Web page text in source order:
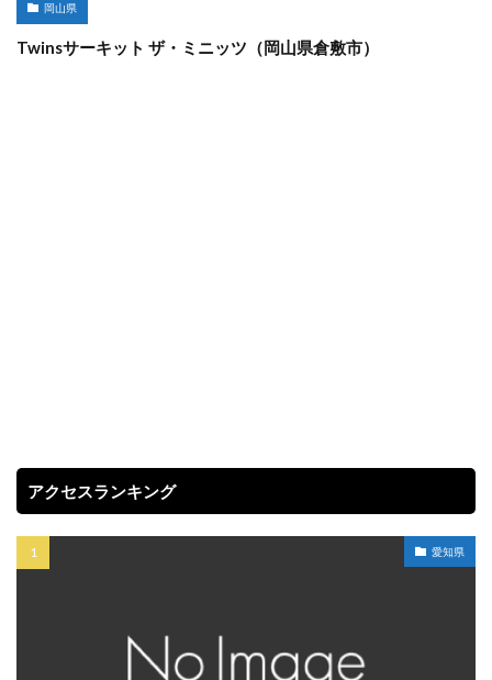
岡山県
Twinsサーキット ザ・ミニッツ（岡山県倉敷市）
アクセスランキング
愛知県